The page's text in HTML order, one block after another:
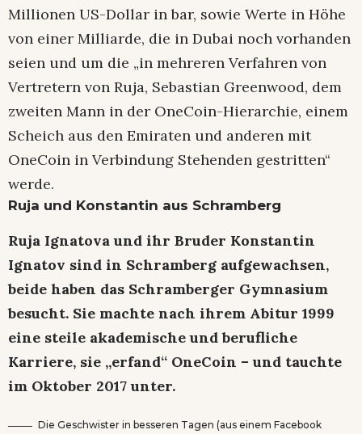
Millionen US-Dollar in bar, sowie Werte in Höhe
von einer Milliarde, die in Dubai noch vorhanden
seien und um die „in mehreren Verfahren von
Vertretern von Ruja, Sebastian Greenwood, dem
zweiten Mann in der OneCoin-Hierarchie, einem
Scheich aus den Emiraten und anderen mit
OneCoin in Verbindung Stehenden gestritten“
werde.
Ruja und Konstantin aus Schramberg
Ruja Ignatova und ihr Bruder Konstantin
Ignatov sind in Schramberg aufgewachsen,
beide haben das Schramberger Gymnasium
besucht. Sie machte nach ihrem Abitur 1999
eine steile akademische und berufliche
Karriere, sie „erfand“ OneCoin – und tauchte
im Oktober 2017 unter.
Die Geschwister in besseren Tagen (aus einem Facebook